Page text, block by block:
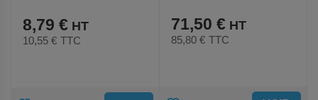
8,79 €
10,55 € TTC
71,50 €
85,80 € TTC